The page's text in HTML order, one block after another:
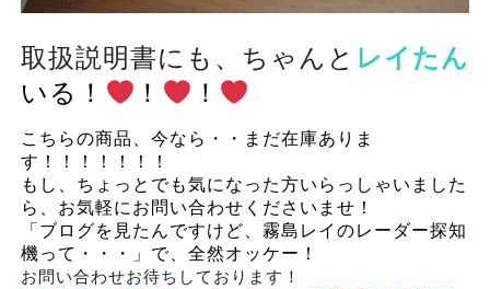
取扱説明書にも、ちゃんと レイたん
いる！
！ ！
こちらの商品、今なら・・まだ在庫ありま
す！！！！！！！
もし、ちょっとでも気になった方いらっしゃいました
ら、お気軽にお問い合わせくださいませ！
「ブログを見たんですけど、霧島レイのレーダー探知
機って・・・」で、全然オッケー！
お問い合わせお待ちしております！